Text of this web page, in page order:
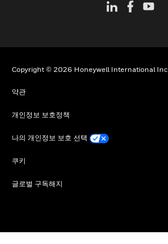
Copyright © 2026 Honeywell International Inc
약관
개인정보 보호정책
나의 개인정보 보호 선택
쿠키
글로벌 구독해지